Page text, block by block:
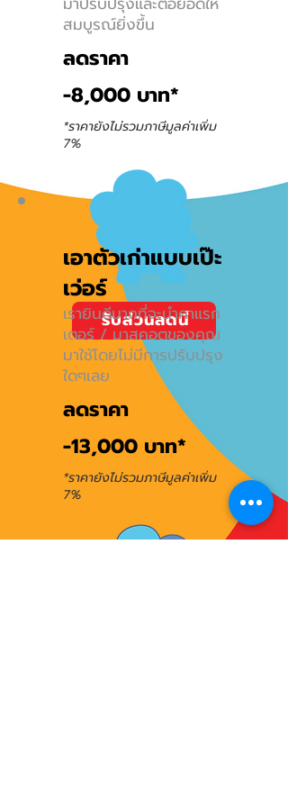
สมบูรณ์ยิ่งขึ้น
ลดราคา
-8,000 บาท*
*ราคายังไม่รวมภาษีมูลค่าเพิ่ม
7%
รับส่วนลดนี้
เอาตัวเก่าแบบเป๊ะ
เว่อร์
เรายินดีมากที่จะนําคาแรก
เตอร์ / มาสคอตของคุณ
มาใช้โดยไม่มีการปรับปรุง
ใดๆเลย
ลดราคา
-13,000 บาท*
*ราคายังไม่รวมภาษีมูลค่าเพิ่ม
7%